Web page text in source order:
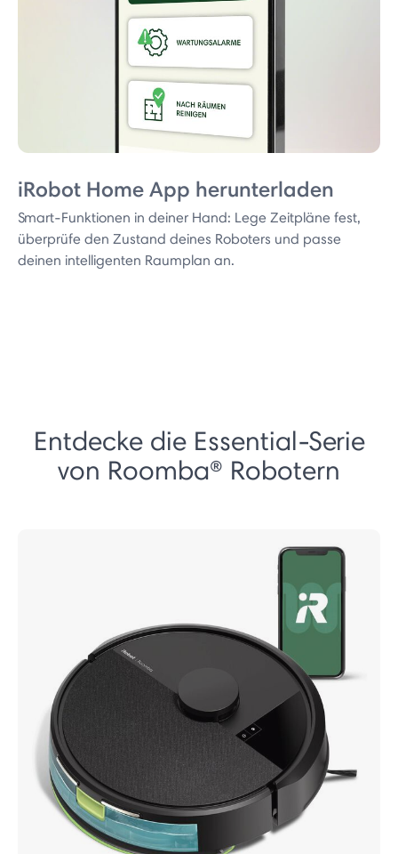
iRobot Home App herunterladen
Smart-Funktionen in deiner Hand: Lege Zeitpläne fest,
überprüfe den Zustand deines Roboters und passe
deinen intelligenten Raumplan an.
Entdecke die Essential-Serie
von Roomba® Robotern